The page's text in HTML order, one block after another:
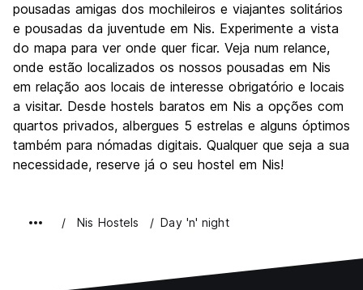
Custo-beneficio
8.6
pousadas amigas dos mochileiros e viajantes solitários
e pousadas da juventude em Nis. Experimente a vista
do mapa para ver onde quer ficar. Veja num relance,
onde estão localizados os nossos pousadas em Nis
em relação aos locais de interesse obrigatório e locais
a visitar. Desde hostels baratos em Nis a opções com
quartos privados, albergues 5 estrelas e alguns óptimos
também para nómadas digitais. Qualquer que seja a sua
necessidade, reserve já o seu hostel em Nis!
Nis Hostels Day 'n' night